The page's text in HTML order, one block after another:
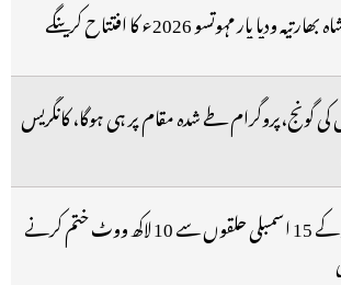
ودیا پار مہوتسو 2026ء کا افتتاح کرینگے
گونج،پروگرام طے شدہ مقام پر ہی ہوگا، کانگریس
حیدرآباد کے 15 اسمبلی حلقوں سے 10 لاکھ ووٹ ختم کرنے